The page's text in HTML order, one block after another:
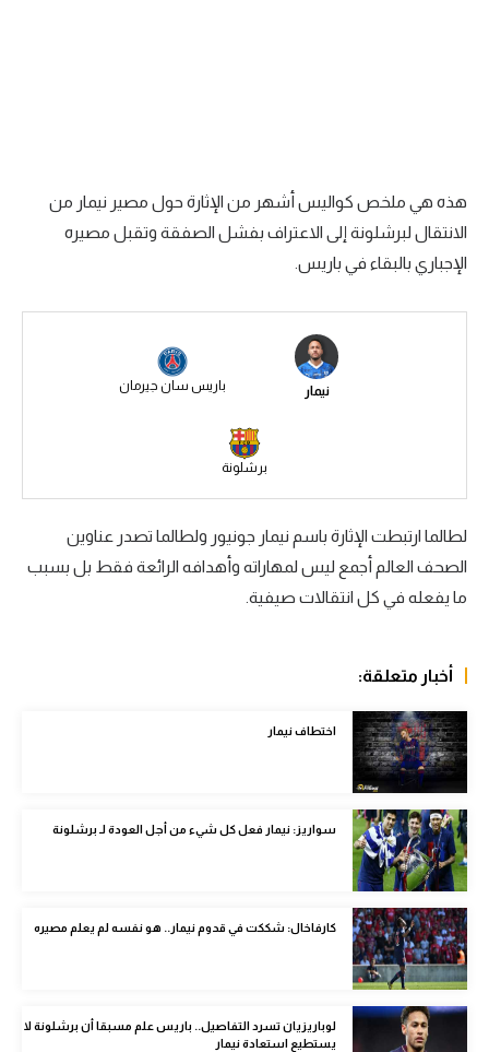
الدوري الإنجليزي
الدوري الإسباني
كرة يد
كرة طائرة
رياضة نسائية
آسيا
أمريكا
ركن الألعاب
أقسام خاصة
Gamers
ميركاتو
هذه هي ملخص كواليس أشهر من الإثارة حول مصير نيمار من
الانتقال لبرشلونة إلى الاعتراف بفشل الصفقة وتقبل مصيره
الإجباري بالبقاء في باريس.
نيمار باريس سان جيرمان
برشلونة
لطالما ارتبطت الإثارة باسم نيمار جونيور ولطالما تصدر عناوين
الصحف العالم أجمع ليس لمهاراته وأهدافه الرائعة فقط بل بسبب
ما يفعله في كل انتقالات صيفية.
أخبار متعلقة:
اختطاف نيمار
سواريز: نيمار فعل كل شيء من أجل العودة لـ برشلونة
كارفاخال: شككت في قدوم نيمار.. هو نفسه لم يعلم مصيره
لوباريزيان تسرد التفاصيل.. باريس علم مسبقا أن برشلونة لا
يستطيع استعادة نيمار